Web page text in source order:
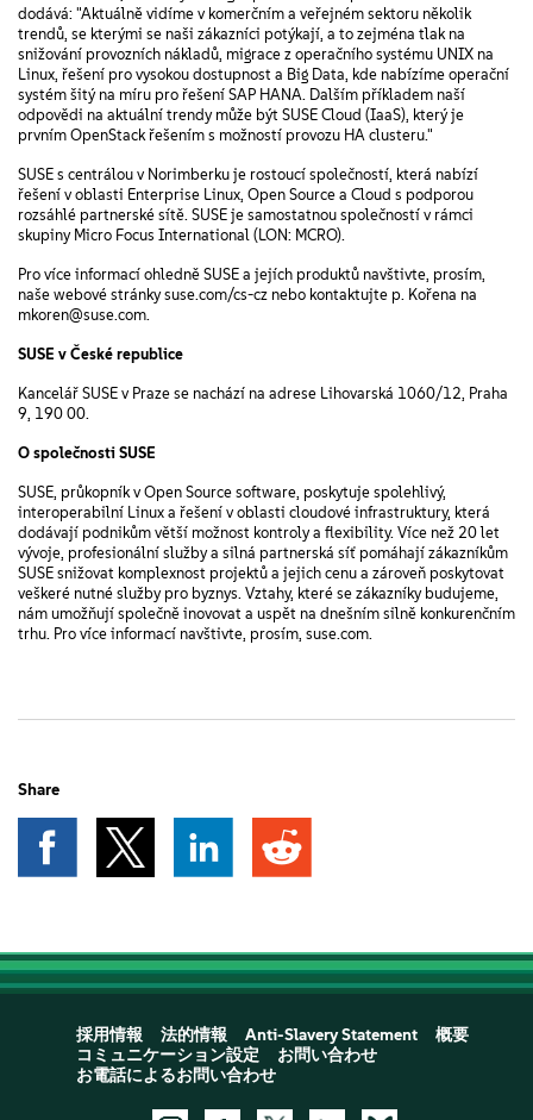
dodává: "Aktuálně vidíme v komerčním a veřejném sektoru několik
trendů, se kterými se naši zákazníci potýkají, a to zejména tlak na
snižování provozních nákladů, migrace z operačního systému UNIX na
Linux, řešení pro vysokou dostupnost a Big Data, kde nabízíme operační
systém šitý na míru pro řešení SAP HANA. Dalším příkladem naší
odpovědi na aktuální trendy může být SUSE Cloud (IaaS), který je
prvním OpenStack řešením s možností provozu HA clusteru."
SUSE s centrálou v Norimberku je rostoucí společností, která nabízí
řešení v oblasti Enterprise Linux, Open Source a Cloud s podporou
rozsáhlé partnerské sítě. SUSE je samostatnou společností v rámci
skupiny Micro Focus International (LON: MCRO).
Pro více informací ohledně SUSE a jejích produktů navštivte, prosím,
naše webové stránky suse.com/cs-cz nebo kontaktujte p. Kořena na
mkoren@suse.com.
SUSE v České republice
Kancelář SUSE v Praze se nachází na adrese Lihovarská 1060/12, Praha
9, 190 00.
O společnosti SUSE
SUSE, průkopník v Open Source software, poskytuje spolehlivý,
interoperabilní Linux a řešení v oblasti cloudové infrastruktury, která
dodávají podnikům větší možnost kontroly a flexibility. Více než 20 let
vývoje, profesionální služby a silná partnerská síť pomáhají zákazníkům
SUSE snižovat komplexnost projektů a jejich cenu a zároveň poskytovat
veškeré nutné služby pro byznys. Vztahy, které se zákazníky budujeme,
nám umožňují společně inovovat a uspět na dnešním silně konkurenčním
trhu. Pro více informací navštivte, prosím, suse.com.
Share
採用情報 法的情報 Anti-Slavery Statement
概要
コミュニケーション設定
お問い合わせ
お電話によるお問い合わせ